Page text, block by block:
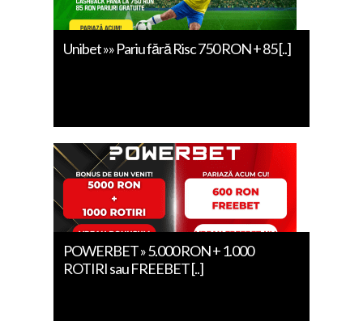
Unibet »» Pariu fără Risc 750 RON + 85 [..]
POWERBET » 5.000 RON + 1.000
ROTIRI sau FREEBET [..]